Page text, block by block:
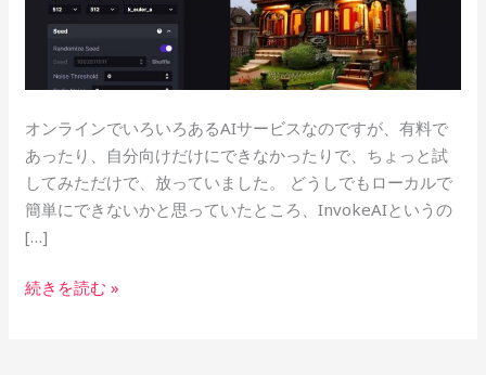
オンラインでいろいろあるAIサービスなのですが、有料で
あったり、自分向けだけにできなかったりで、ちょっと試
してみただけで、放っていました。 どうしでもローカルで
簡単にできないかと思っていたところ、InvokeAIというの
[…]
続きを読む »